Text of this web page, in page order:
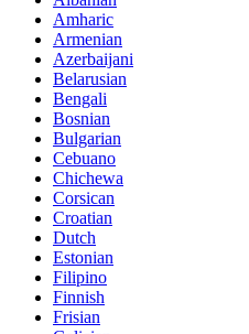
Amharic
Armenian
Azerbaijani
Belarusian
Bengali
Bosnian
Bulgarian
Cebuano
Chichewa
Corsican
Croatian
Dutch
Estonian
Filipino
Finnish
Frisian